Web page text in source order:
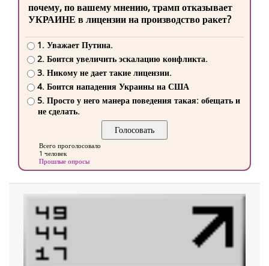
почему, по вашему мнению, трамп отказывает
УКРАИНЕ в лицензии на производство ракет?
1. Уважает Путина.
2. Боится увеличить эскалацию конфликта.
3. Никому не дает такие лицензии.
4. Боится нападения Украины на США
5. Просто у него манера поведения такая: обещать и
не сделать.
Всего проголосовало
1 человек
Прошлые опросы